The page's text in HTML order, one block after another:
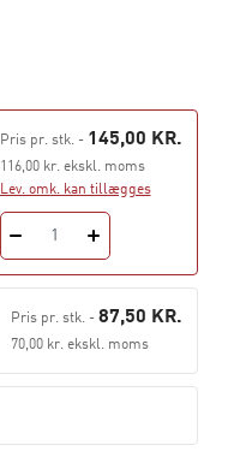
– enten sammen
studerende, ved at
til forfatterens
Pris pr. stk.- 145,00 KR.
116,00 kr. ekskl. moms
Lev. omk. kan tillægges
1
Pris pr. stk.- 87,50 KR.
70,00 kr. ekskl. moms